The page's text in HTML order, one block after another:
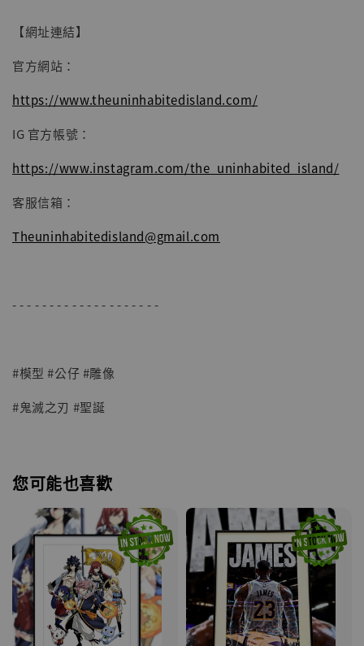
【網址連結】
官方網站：
https://www.theuninhabitedisland.com/
IG 官方帳號：
https://www.instagram.com/the_uninhabited_island/
客服信箱：
Theuninhabitedisland@gmail.com
- - - - - - - - - - - - - - - - - - - -
#模型 #公仔 #雕像
#鬼滅之刃 #聖誕
您可能也喜歡